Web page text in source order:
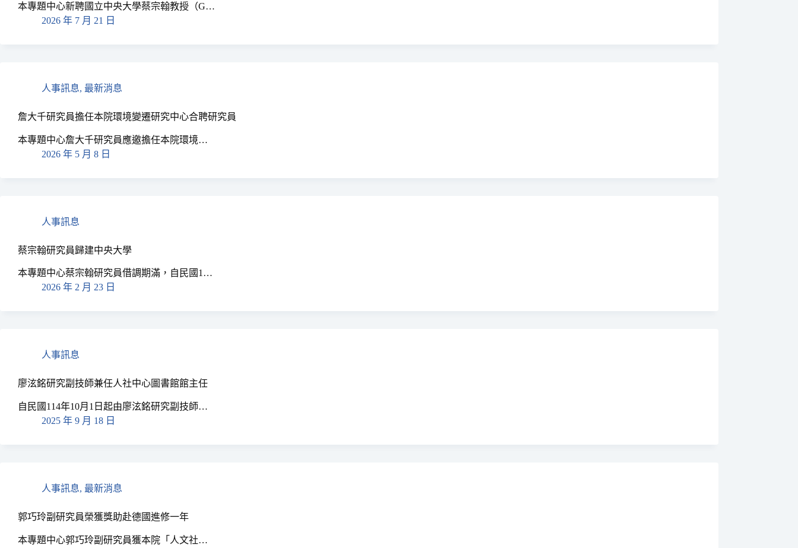
本專題中心新聘國立中央大學蔡宗翰教授（G…
2026 年 7 月 21 日
人事訊息, 最新消息
詹大千研究員擔任本院環境變遷研究中心合聘研究員
本專題中心詹大千研究員應邀擔任本院環境…
2026 年 5 月 8 日
人事訊息
蔡宗翰研究員歸建中央大學
本專題中心蔡宗翰研究員借調期滿，自民國1…
2026 年 2 月 23 日
人事訊息
廖泫銘研究副技師兼任人社中心圖書館館主任
自民國114年10月1日起由廖泫銘研究副技師…
2025 年 9 月 18 日
人事訊息, 最新消息
郭巧玲副研究員榮獲獎助赴德國進修一年
本專題中心郭巧玲副研究員獲本院「人文社…